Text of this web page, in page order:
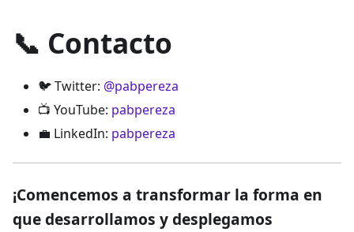
📞 Contacto
🐦 Twitter: @pabpereza
📺 YouTube: pabpereza
💼 LinkedIn: pabpereza
¡Comencemos a transformar la forma en
que desarrollamos y desplegamos